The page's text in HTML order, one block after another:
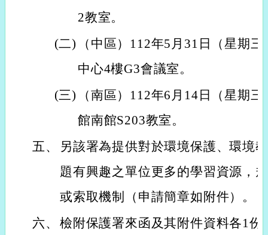
2教室。
(二)
（中區）112年5月31日（星期
中心4樓G3會議室。
(三)
（南區）112年6月14日（星期
館南館S203教室。
五、
另該署為提供對於環境保護、環境
題有興趣之單位更多的學習資源，
或索取機制（申請簡章如附件）。
六、 檢附保護署來函及其附件資料各1份